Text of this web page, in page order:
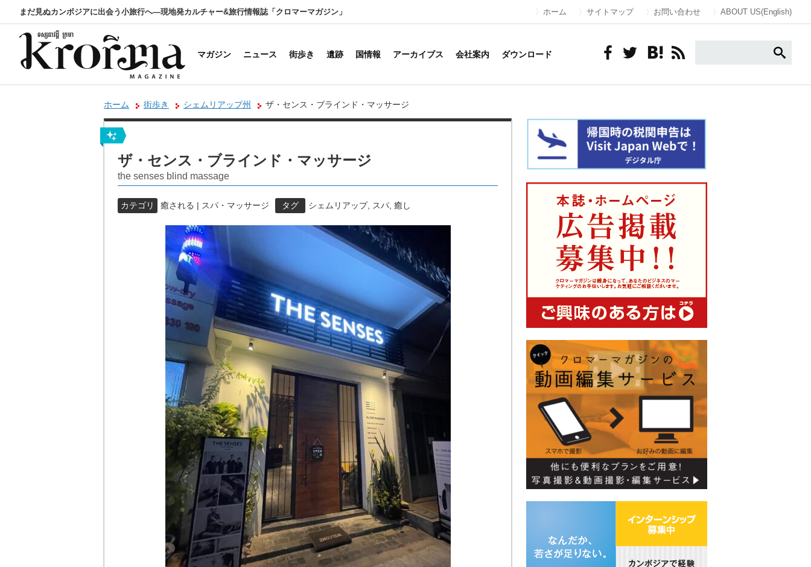
まだ見ぬカンボジアに出会う小旅行へ―現地発カルチャー&旅行情報誌「クロマーマガジン」 ホーム サイトマップ お問い合わせ ABOUT US(English)
マガジン ニュース 街歩き 遺跡 国情報 アーカイブス 会社案内 ダウンロード
ホーム 街歩き シェムリアップ州 ザ・センス・ブラインド・マッサージ
ザ・センス・ブラインド・マッサージ
the senses blind massage
カテゴリ 癒される | スパ・マッサージ タグ シェムリアップ, スパ 癒し